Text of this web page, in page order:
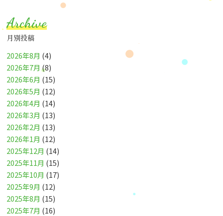
Archive
月別投稿
2026年8月 (4)
2026年7月(8)
2026年6月 (15)
2026年5月 (12)
2026年4月 (14)
2026年3月 (13)
2026年2月 (13)
2026年1月 (12)
2025年12月 (14)
2025年11月 (15)
2025年10月 (17)
2025年9月 (12)
2025年8月 (15)
2025年7月 (16)